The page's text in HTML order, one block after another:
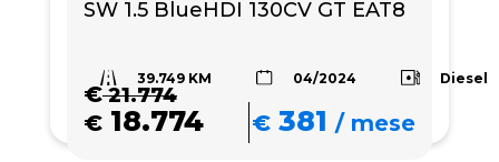
SW 1.5 BlueHDI 130CV GT EAT8
39.749 KM 04/2024 Diesel
€21.774
€ 18.774 € 381 /mese